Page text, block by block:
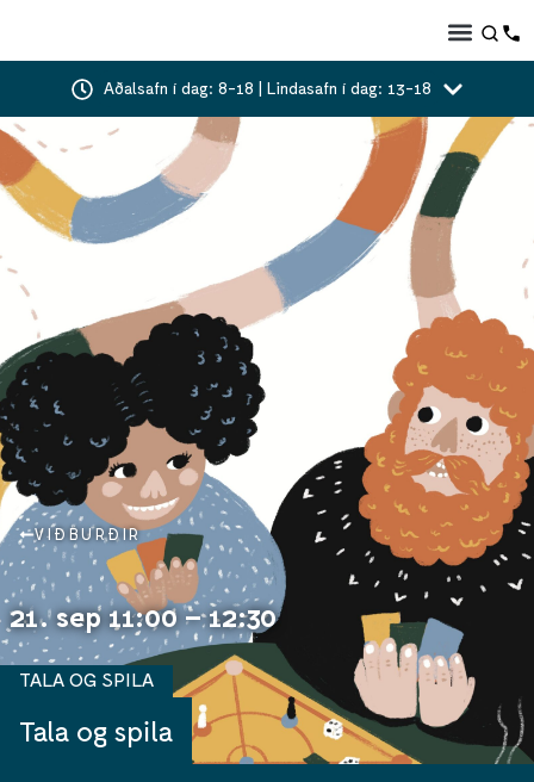
Aðalsafn í dag: 8-18 | Lindasafn í dag: 13-18
VIÐBURÐIR
21. sep 11:00 – 12:30
Tala og spila
TALA OG SPILA